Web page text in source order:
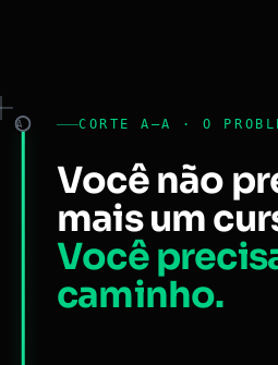
A CORTE A–A · O
Você não
mais um
Você
caminho.